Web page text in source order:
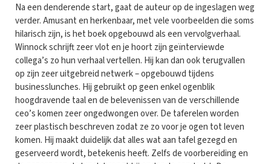
Na een denderende start, gaat de auteur op de ingeslagen weg
verder. Amusant en herkenbaar, met vele voorbeelden die soms
hilarisch zijn, is het boek opgebouwd als een vervolgverhaal.
Winnock schrijft zeer vlot en je hoort zijn geïnterviewde
collega’s zo hun verhaal vertellen. Hij kan dan ook terugvallen
op zijn zeer uitgebreid netwerk – opgebouwd tijdens
businesslunches. Hij gebruikt op geen enkel ogenblik
hoogdravende taal en de belevenissen van de verschillende
ceo’s komen zeer ongedwongen over. De taferelen worden
zeer plastisch beschreven zodat ze zo voor je ogen tot leven
komen. Hij maakt duidelijk dat alles wat aan tafel gezegd en
geserveerd wordt, betekenis heeft. Zelfs de voorbereiding en